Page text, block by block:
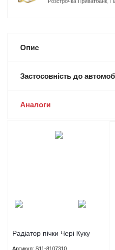
Опис
Застосовність до
Аналоги
Радіатор пічки Чері Куку
Артикул: S11-8107310